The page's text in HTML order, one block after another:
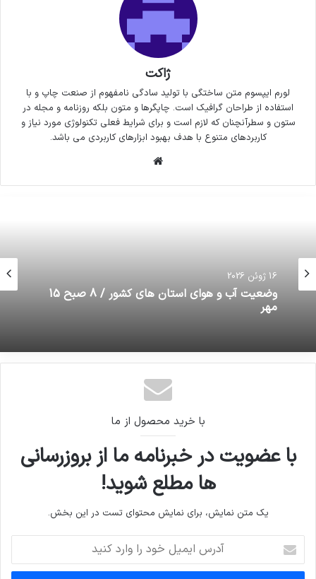
ژاکت
لورم ایپسوم متن ساختگی با تولید سادگی نامفهوم از صنعت چاپ و با
استفاده از طراحان گرافیک است. چاپگرها و متون بلکه روزنامه و مجله در
ستون و سطرآنچنان که لازم است و برای شرایط فعلی تکنولوژی مورد نیاز و
کاربردهای متنوع با هدف بهبود ابزارهای کاربردی می باشد.
16 ژوئن 2026
وضعیت آب و هوای استان های کشور / 8 صبح 15
مهر
با خرید محصول از ما
با عضویت در خبرنامه ما از بروزرسانی
ها مطلع شوید!
یک متن نمایش، برای نمایش محتوای تست در این بخش.
ایمیل
خود